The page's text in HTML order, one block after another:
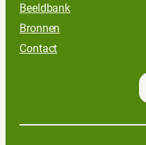
Beeldbank
Bronnen
Contact